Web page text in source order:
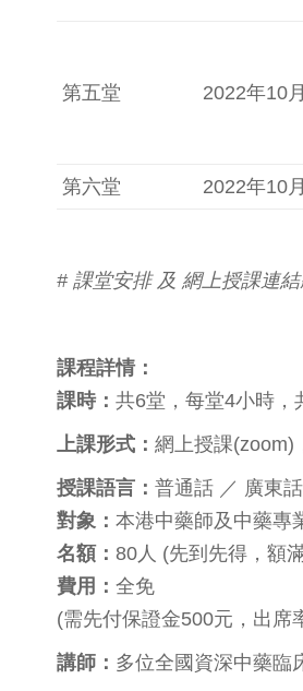
第五堂 2022年10
第六堂 2022年10
# 課堂安排 及 網上授課連
課程詳情：
課時： 共6堂，每堂4小時，
上課形式： 網上授課(zoom)
授課語言： 普通話 ／ 廣東話
對象： 本港中藥師及中藥專
名額： 80人 (先到先得，額
費用： 全免
(需先付保證金500元，出席
講師： 多位全國資深中藥臨